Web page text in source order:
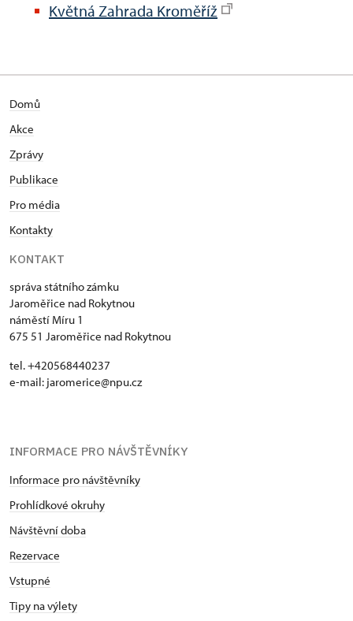
Květná Zahrada Kroměříž
Domů
Akce
Zprávy
Publikace
Pro média
Kontakty
KONTAKT
správa státního zámku
Jaroměřice nad Rokytnou
náměstí Míru 1
675 51 Jaroměřice nad Rokytnou
tel. +420568440237
e-mail: jaromerice@npu.cz
INFORMACE PRO NÁVŠTĚVNÍKY
Informace pro návštěvníky
Prohlídkové okruhy
Návštěvní doba
Rezervace
Vstupné
Tipy na výlety